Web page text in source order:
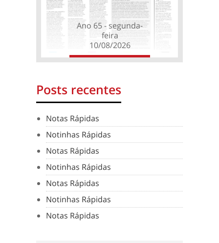
Ano 65 - segunda-
feira
10/08/2026
Posts recentes
Notas Rápidas
Notinhas Rápidas
Notas Rápidas
Notinhas Rápidas
Notas Rápidas
Notinhas Rápidas
Notas Rápidas